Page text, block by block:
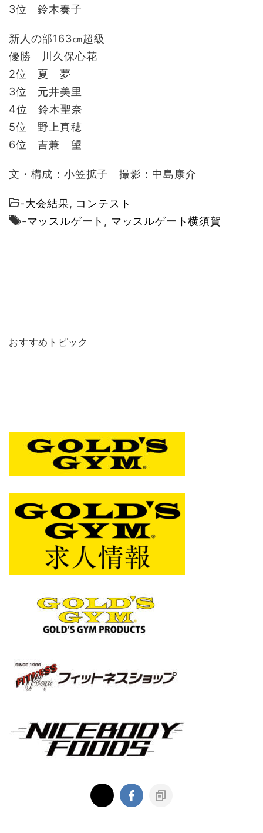
3位 鈴木奏子
新人の部163㎝超級
優勝 川久保心花
2位 夏 夢
3位 元井美里
4位 鈴木聖奈
5位 野上真穂
6位 吉兼 望
文・構成：小笠拡子 撮影：中島康介
-大会結果, コンテスト
-マッスルゲート , マッスルゲート横須賀
おすすめトピック